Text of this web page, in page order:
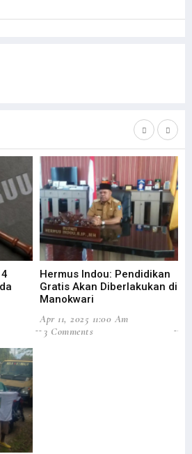
Hermus Indou: Pendidikan
Gratis Akan Diberlakukan di
Manokwari
Apr 11, 2025 11:00 Am
3 Comments